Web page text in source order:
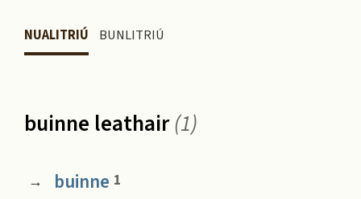
NUALITRIÚ BUNLITRIÚ
buinne leathair(1)
→ buinne 1